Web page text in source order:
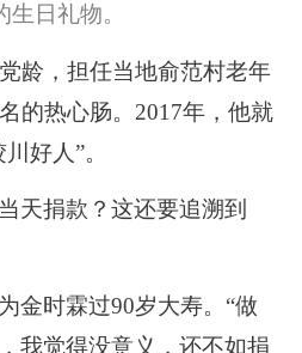
生日礼物。
，担任当地俞范村老年
的热心肠。2017年，他就
好人”。
捐款？这还要追溯到
时霖过90岁大寿。“做
我觉得没意义，还不如捐